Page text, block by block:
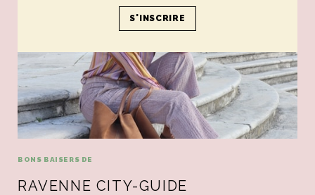
BONS BAISERS DE
RAVENNE CITY-GUIDE